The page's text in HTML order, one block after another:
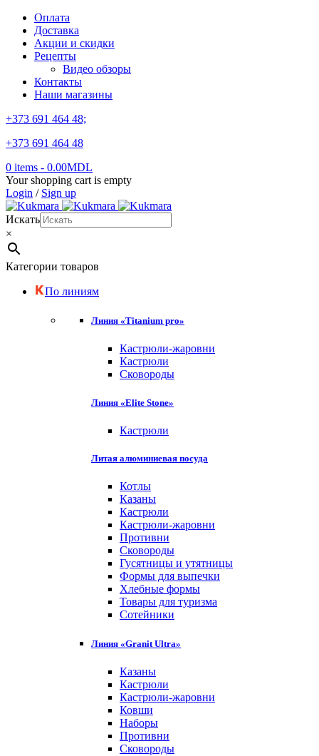
Оплата
Доставка
Акции и скидки
Рецепты
Видео обзоры
Контакты
Наши магазины
+373 691 464 48;
+373 691 464 48
0 items - 0.00MDL
Your shopping cart is empty
Login / Sign up
Искать
×
Категории товаров
По линиям
Линия «Titanium pro»
Кастрюли-жаровни
Кастрюли
Сковороды
Линия «Elite Stone»
Кастрюли
Литая алюминиевая посуда
Котлы
Казаны
Кастрюли
Кастрюли-жаровни
Противни
Сковороды
Гусятницы и утятницы
Формы для выпечки
Хлебные формы
Товары для туризма
Сотейники
Линия «Granit Ultra»
Казаны
Кастрюли
Кастрюли-жаровни
Ковши
Наборы
Противни
Сковороды